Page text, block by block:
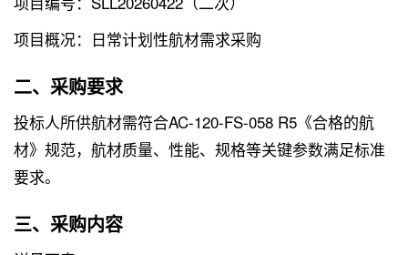
项目概况：日常计划性航材需求采购
二、采购要求
投标人所供航材需符合AC-120-FS-058 R5《合格的航
材》规范，航材质量、性能、规格等关键参数满足标准
要求。
三、采购内容